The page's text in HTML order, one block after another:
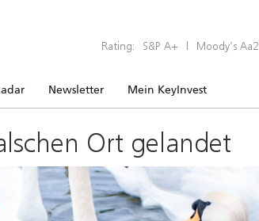
Rating: S&P A+ | Moody’s Aa2
Newsletter Mein KeyInvest
Ort gelandet